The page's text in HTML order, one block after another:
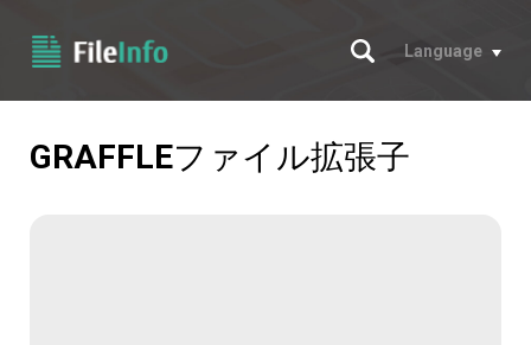
サーチ
Language
GRAFFLEファイル拡張子